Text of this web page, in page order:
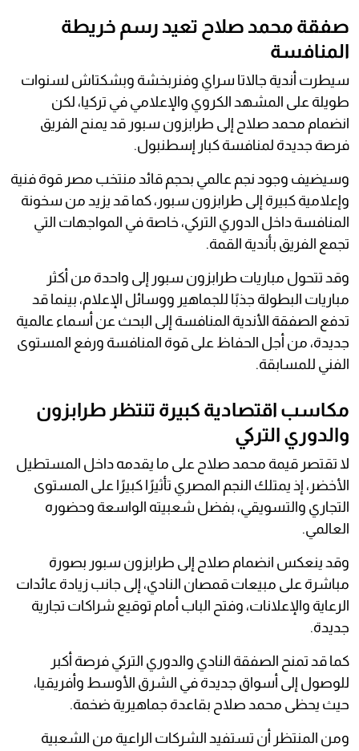
صفقة محمد صلاح تعيد رسم خريطة
المنافسة
سيطرت أندية جالاتا سراي وفنربخشة وبشكتاش لسنوات
طويلة على المشهد الكروي والإعلامي في تركيا، لكن
انضمام محمد صلاح إلى طرابزون سبور قد يمنح الفريق
فرصة جديدة لمنافسة كبار إسطنبول.
وسيضيف وجود نجم عالمي بحجم قائد منتخب مصر قوة فنية
وإعلامية كبيرة إلى طرابزون سبور، كما قد يزيد من سخونة
المنافسة داخل الدوري التركي، خاصة في المواجهات التي
تجمع الفريق بأندية القمة.
وقد تتحول مباريات طرابزون سبور إلى واحدة من أكثر
مباريات البطولة جذبًا للجماهير ووسائل الإعلام، بينما قد
تدفع الصفقة الأندية المنافسة إلى البحث عن أسماء عالمية
جديدة، من أجل الحفاظ على قوة المنافسة ورفع المستوى
الفني للمسابقة.
مكاسب اقتصادية كبيرة تنتظر طرابزون
والدوري التركي
لا تقتصر قيمة محمد صلاح على ما يقدمه داخل المستطيل
الأخضر، إذ يمتلك النجم المصري تأثيرًا كبيرًا على المستوى
التجاري والتسويقي، بفضل شعبيته الواسعة وحضوره
العالمي.
وقد ينعكس انضمام صلاح إلى طرابزون سبور بصورة
مباشرة على مبيعات قمصان النادي، إلى جانب زيادة عائدات
الرعاية والإعلانات، وفتح الباب أمام توقيع شراكات تجارية
جديدة.
كما قد تمنح الصفقة النادي والدوري التركي فرصة أكبر
للوصول إلى أسواق جديدة في الشرق الأوسط وأفريقيا،
حيث يحظى محمد صلاح بقاعدة جماهيرية ضخمة.
ومن المنتظر أن تستفيد الشركات الراعية من الشعبية